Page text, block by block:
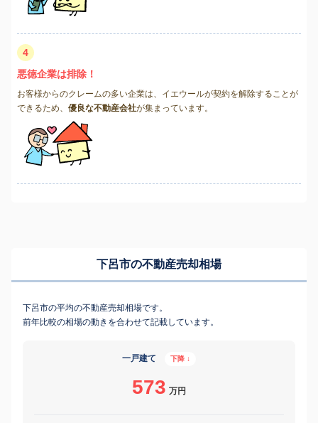
4
悪徳企業は排除！
お客様からのクレームの多い企業は、イエウールが契約を解除することが
できるため、 優良な不動産会社が集まっています。
下呂市の不動産売却相場
下呂市の平均の不動産売却相場です。
前年比較の相場の動きを合わせて記載しています。
一戸建て 下降 ↓
573 万円